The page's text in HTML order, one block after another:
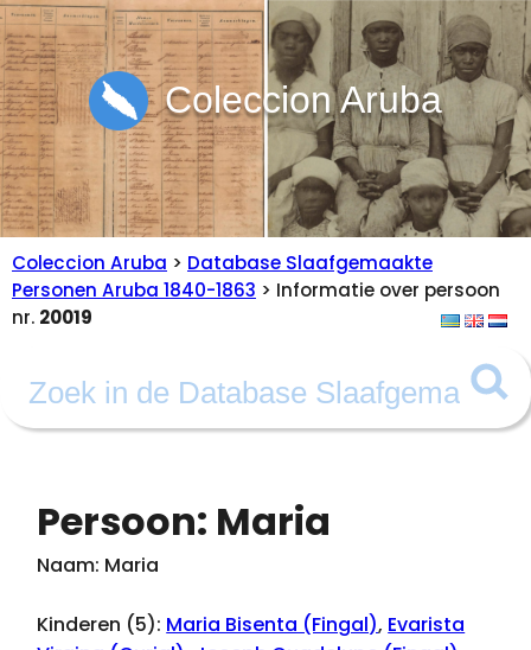
Coleccion Aruba
Coleccion Aruba > Database Slaafgemaakte
Personen Aruba 1840-1863 > Informatie over persoon
nr. 20019
Persoon: Maria
Naam: Maria
Kinderen (5): Maria Bisenta (Fingal), Evarista